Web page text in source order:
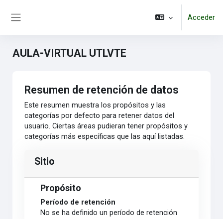
Acceder
AULA-VIRTUAL UTLVTE
Resumen de retención de datos
Este resumen muestra los propósitos y las
categorías por defecto para retener datos del
usuario. Ciertas áreas pudieran tener propósitos y
categorías más específicas que las aquí listadas.
Sitio
Propósito
Período de retención
No se ha definido un período de retención